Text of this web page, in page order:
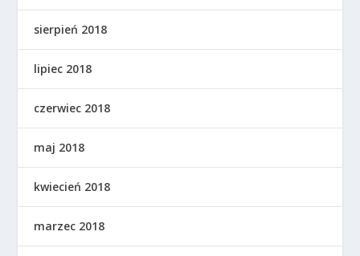
sierpień 2018
lipiec 2018
czerwiec 2018
maj 2018
kwiecień 2018
marzec 2018